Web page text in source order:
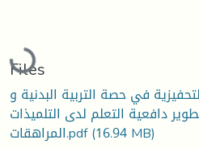
Loading...
Files
في حصة التربية البدنية و
دافعية التعلم لدى التلميذات
المراهقات.pdf(16.94 MB)